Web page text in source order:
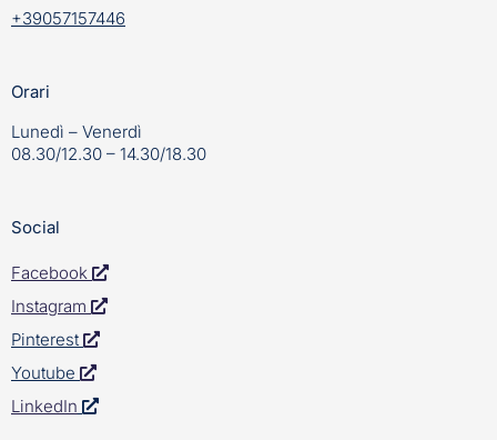
+39057157446
Orari
Lunedì – Venerdì
08.30/12.30 – 14.30/18.30
Social
Facebook
Instagram
Pinterest
Youtube
LinkedIn